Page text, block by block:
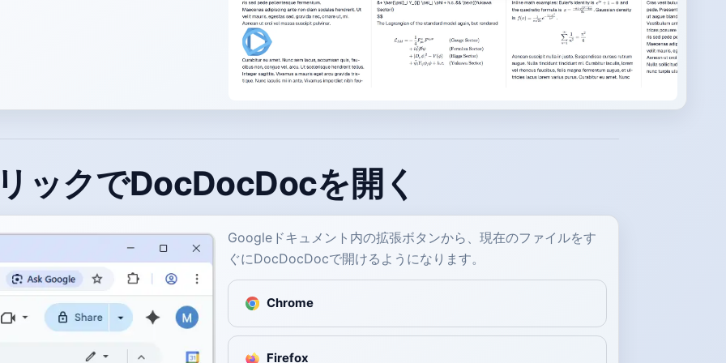
ックでDocDocDocを開く
Googleドキュメント内の拡張ボタンから、現在のファイルをす
ぐにDocDocDocで開けるようになります。
Chrome
Firefox